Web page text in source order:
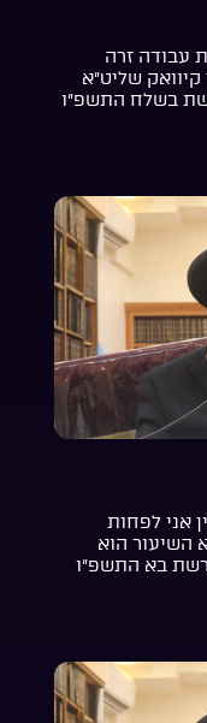
עבודה זרה
שליט”א
אני לפחות
השיעור הוא